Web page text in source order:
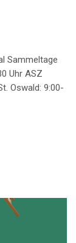
Sammeltage
Uhr ASZ
Oswald: 9:00-